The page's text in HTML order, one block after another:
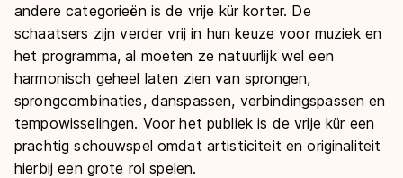
andere categorieën is de vrije kür korter. De
schaatsers zijn verder vrij in hun keuze voor muziek en
het programma, al moeten ze natuurlijk wel een
harmonisch geheel laten zien van sprongen,
sprongcombinaties, danspassen, verbindingspassen en
tempowisselingen. Voor het publiek is de vrije kür een
prachtig schouwspel omdat artisticiteit en originaliteit
hierbij een grote rol spelen.